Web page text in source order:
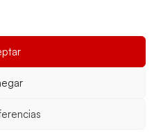
Aragonesa de Voleibol |
porTOOOLS
de Accesibilidad